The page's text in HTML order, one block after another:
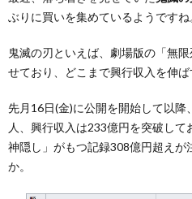
ぶりに買いを集めているようですね
鬼滅の刃といえば、劇場版の「無
せており、どこまで興行収入を伸ば
先月16日(金)に公開を開始して以
人、興行収入は233億円を突破し
神隠し」がもつ記録308億円超えが
か。